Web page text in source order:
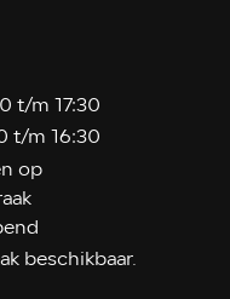
t/m 17:30
t/m 16:30
op
beschikbaar.